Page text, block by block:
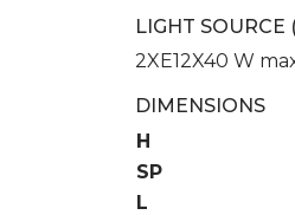
LIGHT SOURCE
2XE12X40 W
DIMENSIONS
H
SP
L